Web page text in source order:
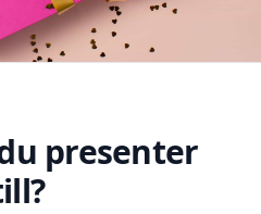
presenter